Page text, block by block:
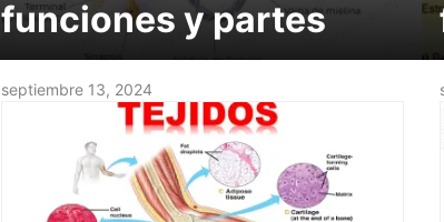
funciones y partes
septiembre 13, 2024